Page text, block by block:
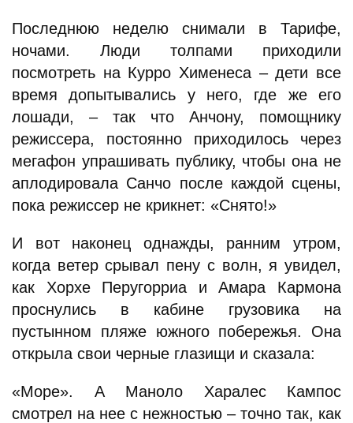
Последнюю неделю снимали в Тарифе,
ночами. Люди толпами приходили
посмотреть на Курро Хименеса – дети все
время допытывались у него, где же его
лошади, – так что Анчону, помощнику
режиссера, постоянно приходилось через
мегафон упрашивать публику, чтобы она не
аплодировала Санчо после каждой сцены,
пока режиссер не крикнет: «Снято!»
И вот наконец однажды, ранним утром,
когда ветер срывал пену с волн, я увидел,
как Хорхе Перугорриа и Амара Кармона
проснулись в кабине грузовика на
пустынном пляже южного побережья. Она
открыла свои черные глазищи и сказала:
«Море». А Маноло Харалес Кампос
смотрел на нее с нежностью – точно так, как